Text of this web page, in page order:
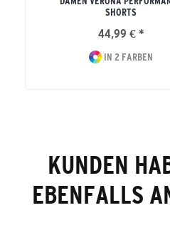
SHORTS
44,99 € *
IN 2 FARBEN
KUNDEN
EBENFALLS